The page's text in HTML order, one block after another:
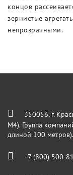
концов
зернистые
непрозрачными.
350056, г.
М4). Группа
длиной 100 метров).
+7 (800) 500-